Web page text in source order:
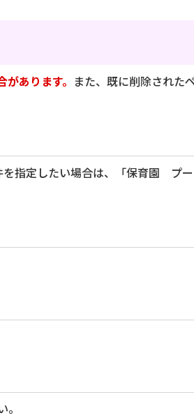
あります。 また、既に削除された
指定したい場合は、「保育園 プ